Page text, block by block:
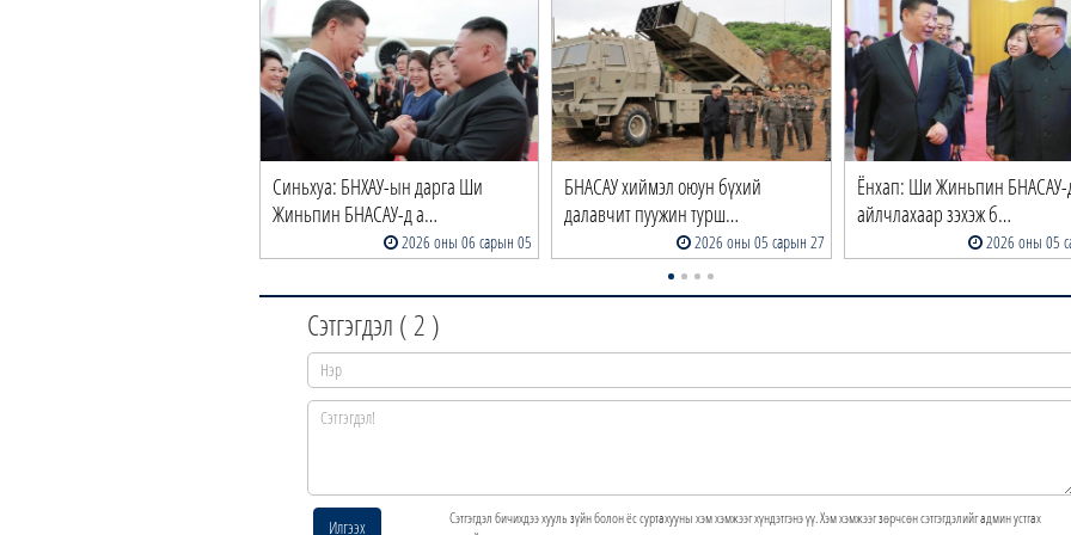
Синьхуа: БНХАУ-ын дарга Ши
Жиньпин БНАСАУ-д а…
2026 оны 06 сарын 05
БНАСАУ хиймэл оюун бүхий
далавчит пуужин турш…
2026 оны 05 сарын 27
Ёнхап: Ши Жиньпин БНАСАУ-
айлчлахаар зэхэж б…
2026 оны 05
Сэтгэгдэл (2 )
Илгээх
Сэтгэгдэл бичихдээ хууль зүйн болон ёс суртахууны хэм хэмжээг хүндэтгэнэ үү. Хэм хэмжээг зөрчсөн сэтгэгдэлийг админ устгах